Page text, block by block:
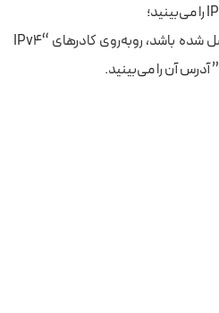
اگر سیستم‌تان به وای‌فای وصل شده باشد، روبه‌روی کادرهای “IPv4
” آدرس آن را می‌بینید.